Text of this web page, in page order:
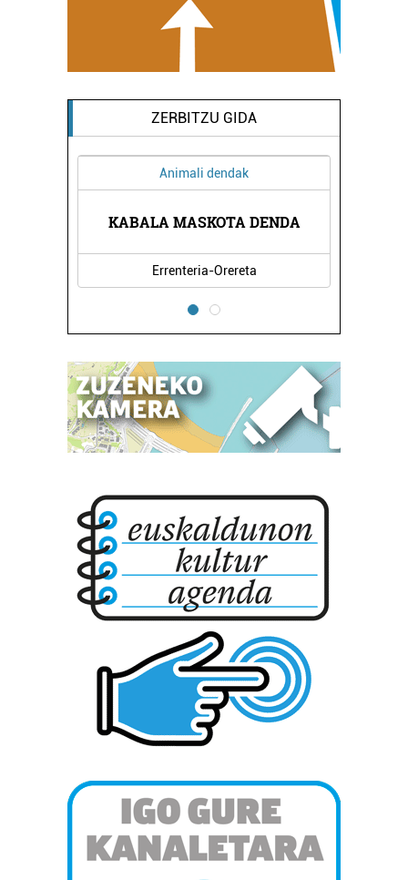
ZERBITZU GIDA
Animali dendak
KABALA MASKOTA DENDA
Errenteria-Orereta